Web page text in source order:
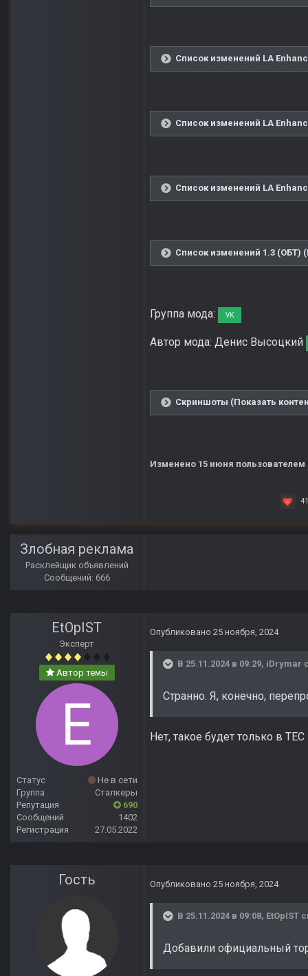
Список изменений LA
Список изменений LA
Список изменений LA
Список изменений 1.3 (ОБТ)
Группа мода: VK
Автор мода: Денис Высоцкий
Скриншоты (Показать
Изменено 15 июня пользователем
41
Злобная реклама
Расклейщик объявлений
Сообщений: 666
EtOpIST
Эксперт
Автор темы
Статус
Не в сети
Группа
Сталкеры
Репутация
690
Сообщений
1402
Регистрация
27.05.2022
Опубликовано 25 ноября, 2024
В 25.11.2024 в 09:29, iDrymar
Странно. Я, конечно,
Нет, такое будет только в
Гость Опубликовано 25 ноября, 2024
В 25.11.2024 в 09:08, EtOpIST
Добавили официальный